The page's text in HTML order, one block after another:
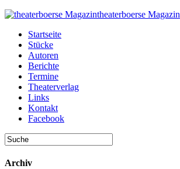
theaterboerse Magazin
Startseite
Stücke
Autoren
Berichte
Termine
Theaterverlag
Links
Kontakt
Facebook
Archiv